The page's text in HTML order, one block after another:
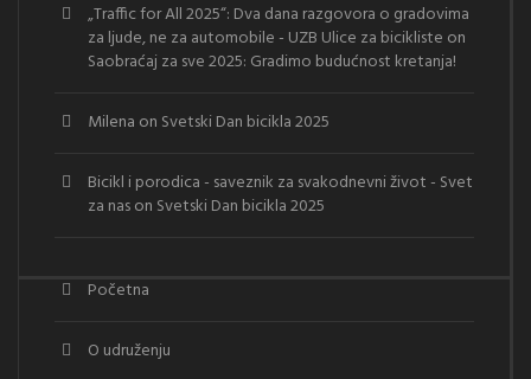
„Traffic for All 2025“: Dva dana razgovora o gradovima
za ljude, ne za automobile - UZB Ulice za bicikliste on
Saobraćaj za sve 2025: Gradimo budućnost kretanja!
Milena on Svetski Dan bicikla 2025
Bicikl i porodica - saveznik za svakodnevni život - Svet
za nason Svetski Dan bicikla 2025
Početna
O udruženju